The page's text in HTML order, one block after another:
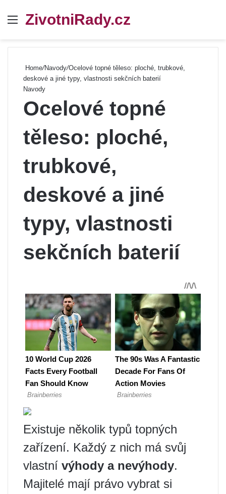
Menu
ZivotniRady.cz
Home/Navody/Ocelové topné těleso: ploché, trubkové,
deskové a jiné typy, vlastnosti sekčních baterií
Navody
Ocelové topné
těleso: ploché,
trubkové,
deskové a jiné
typy, vlastnosti
sekčních baterií
Existuje několik typů topných
zařízení. Každý z nich má svůj
vlastní výhody a nevýhody.
Majitelé mají právo vybrat si